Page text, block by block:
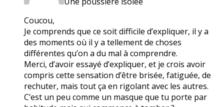
Coucou,
Je comprends que ce soit difficile d’expliquer, il y a
des moments où il y a tellement de choses
différentes qu’on a du mal à comprendre.
Merci, d’avoir essayé d’expliquer, et je crois avoir
compris cette sensation d’être brisée, fatiguée, de
rechuter, mais tout ça en rigolant avec les autres.
C’est un peu comme un masque que tu porte par